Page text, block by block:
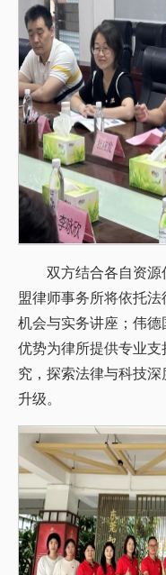
双方结合各自资
盟律师事务所将依托
机会与实务讲座；​伟
优势为律所提供专业
究，探索法律与科技
升级。